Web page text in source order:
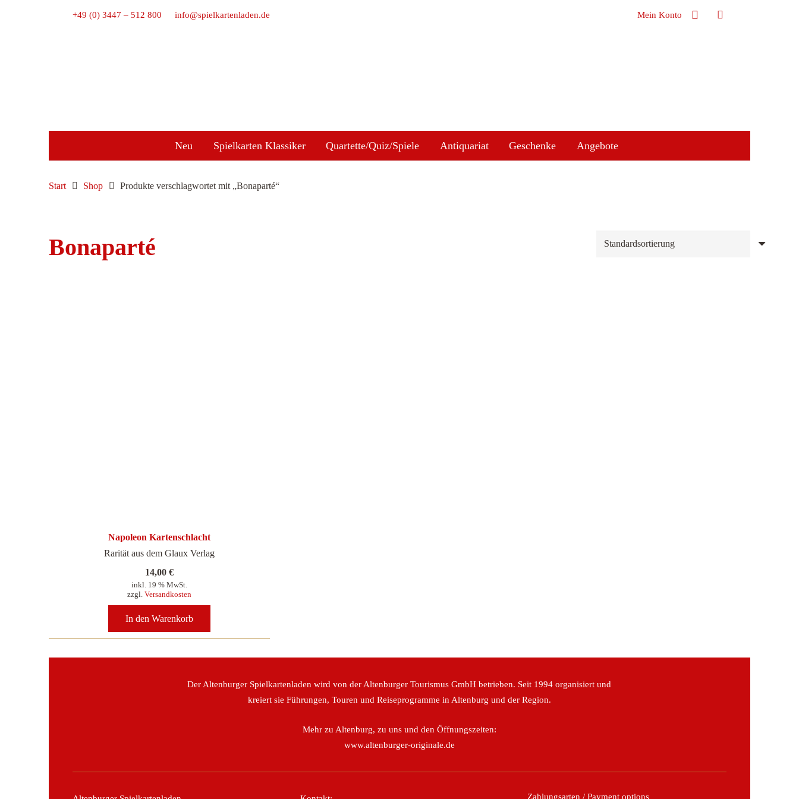
+49 (0) 3447 – 512 800 info@spielkartenladen.de Mein Konto
Neu Spielkarten Klassiker Quartette/Quiz/Spiele Antiquariat Geschenke Angebote
Start Shop Produkte verschlagwortet mit „Bonaparté“
Bonaparté
Napoleon Kartenschlacht
Rarität aus dem Glaux Verlag
14,00 €
inkl. 19 % MwSt.
zzgl. Versandkosten
In den Warenkorb
Der Altenburger Spielkartenladen wird von der Altenburger Tourismus GmbH betrieben. Seit 1994 organisiert und
kreiert sie Führungen, Touren und Reiseprogramme in Altenburg und der Region.
Mehr zu Altenburg, zu uns und den Öffnungszeiten:
www.altenburger-originale.de
Zahlungsarten / Payment options